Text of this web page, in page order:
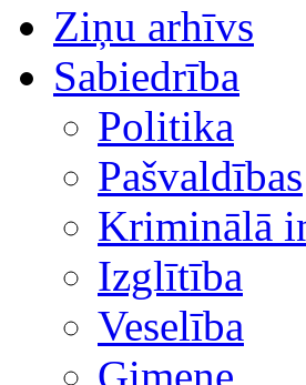
Ziņu arhīvs
Sabiedrība
Politika
Pašvaldības
Kriminālā
Izglītība
Veselība
Ģimene